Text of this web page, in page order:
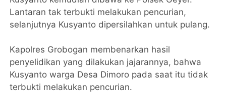
Lantaran tak terbukti melakukan pencurian,
selanjutnya Kusyanto dipersilahkan untuk pulang.
Kapolres Grobogan membenarkan hasil
penyelidikan yang dilakukan jajarannya, bahwa
Kusyanto warga Desa Dimoro pada saat itu tidak
terbukti melakukan pencurian.